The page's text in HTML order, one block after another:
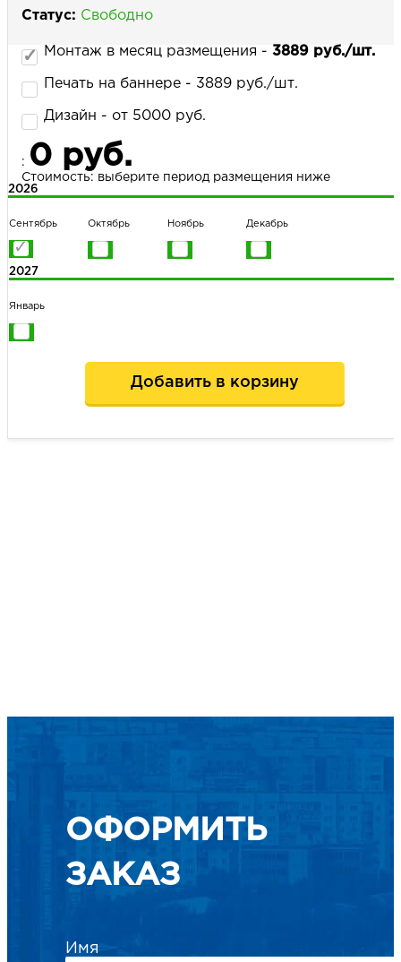
НАПИСАТЬ НАМ
Статус: Свободно
Монтаж в месяц размещения - 3889 руб./шт.
Печать на баннере - 3889 руб./шт.
Дизайн - от 5000 руб.
: 0 руб.
Стоимость: выберите период размещения ниже
2026
Сентябрь Октябрь Ноябрь Декабрь
2027
Январь
Добавить в корзину
ОФОРМИТЬ
ЗАКАЗ
Имя